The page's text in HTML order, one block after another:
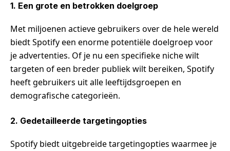
1. Een grote en betrokken doelgroep
Met miljoenen actieve gebruikers over de hele wereld
biedt Spotify een enorme potentiële doelgroep voor
je advertenties. Of je nu een specifieke niche wilt
targeten of een breder publiek wilt bereiken, Spotify
heeft gebruikers uit alle leeftijdsgroepen en
demografische categorieën.
2. Gedetailleerde targetingopties
Spotify biedt uitgebreide targetingopties waarmee je